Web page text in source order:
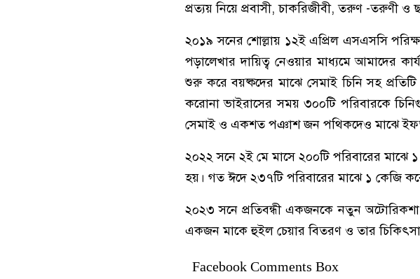
প্রত্যয় নিয়ে প্রবাসী, চাকরিজীবী, তরুণ -তরুণী ও
২০১৯ সনের শোল্লায় ১২ই এপ্রিল এসএসসি
পড়ালেখার দায়িত্ব নেওয়ার মাধ্যমে আমাদের
শুরু করে বয়ষ্কদের মাঝে সেমাই চিনি সহ
করোনা ভাইরাসের সময় ৩০০টি পরিবারকে
সেমাই ও একশত পঞাশ জন পথিকদেও মাঝে
২০২২ সনে ২ই মে মাসে ২০০টি পরিবারের
হয়। গত ঈদে ২৩৭টি পরিবারের মাঝে ১ কেজি
২০২৩ সনে প্রতিবন্ধী একজনকে নতুন অটোরিকশা
একজন মাকে হুইল চেয়ার বিতরণ ও তার
Facebook Comments Box